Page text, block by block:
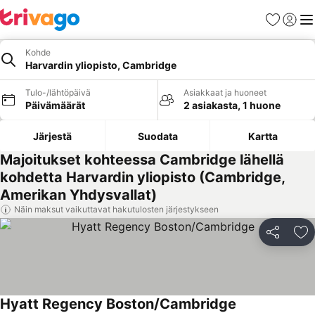
Suosikit
Kohde
Harvardin yliopisto, Cambridge
Tulo-/lähtöpäivä
Päivämäärät
Asiakkaat ja huoneet
2 asiakasta, 1 huone
Järjestä Suodata Kartta
Majoitukset kohteessa Cambridge lähellä
kohdetta Harvardin yliopisto (Cambridge,
Amerikan Yhdysvallat)
Näin maksut vaikuttavat hakutulosten järjestykseen
Jaa
Hyatt Regency Boston/Cambridge